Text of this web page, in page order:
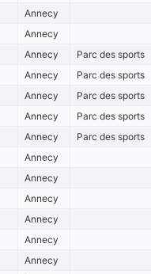
Annecy
Annecy
Annecy
Parc des sports
Annecy
Parc des sports
Annecy
Parc des sports
Annecy
Parc des sports
Annecy
Parc des sports
Annecy
Annecy
Annecy
Annecy
Annecy
Annecy